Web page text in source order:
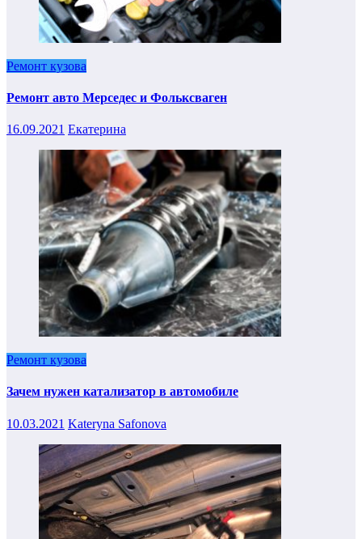
Ремонт кузова
Ремонт авто Мерседес и Фольксваген
16.09.2021 Екатерина
Ремонт кузова
Зачем нужен катализатор в автомобиле
10.03.2021 Kateryna Safonova